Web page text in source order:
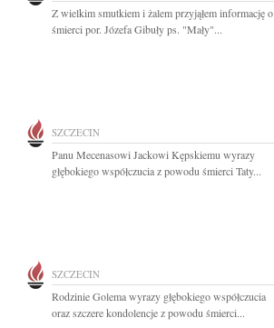
Z wielkim smutkiem i żalem przyjąłem informację o
śmierci por. Józefa Gibuły ps. "Mały"...
SZCZECIN
Panu Mecenasowi Jackowi Kępskiemu wyrazy
głębokiego współczucia z powodu śmierci Taty...
SZCZECIN
Rodzinie Golema wyrazy głębokiego współczucia
oraz szczere kondolencje z powodu śmierci...